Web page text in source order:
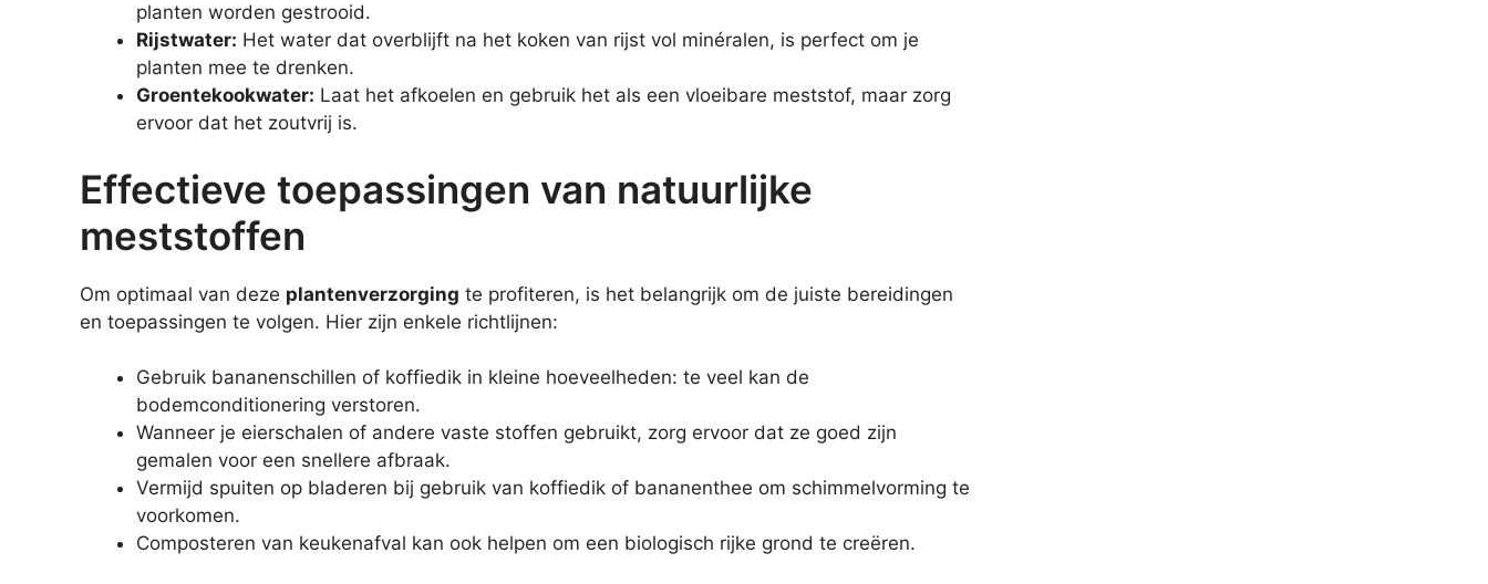
planten worden gestrooid.
Rijstwater: Het water dat overblijft na het koken van rijst vol minéralen, is perfect om je
planten mee te drenken.
Groentekookwater: Laat het afkoelen en gebruik het als een vloeibare meststof, maar zorg
ervoor dat het zoutvrij is.
Effectieve toepassingen van natuurlijke
meststoffen
Om optimaal van deze plantenverzorging te profiteren, is het belangrijk om de juiste bereidingen
en toepassingen te volgen. Hier zijn enkele richtlijnen:
Gebruik bananenschillen of koffiedik in kleine hoeveelheden: te veel kan de
bodemconditionering verstoren.
Wanneer je eierschalen of andere vaste stoffen gebruikt, zorg ervoor dat ze goed zijn
gemalen voor een snellere afbraak.
Vermijd spuiten op bladeren bij gebruik van koffiedik of bananenthee om schimmelvorming te
voorkomen.
Composteren van keukenafval kan ook helpen om een biologisch rijke grond te creëren.